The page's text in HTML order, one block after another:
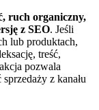
ruch organiczny,
z SEO. Jeśli
lub produktach,
treść,
pozwala
z kanału